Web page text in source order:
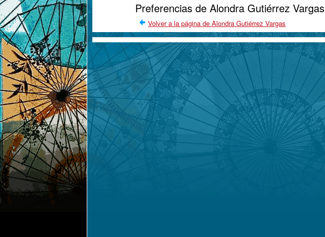
Preferencias de Alondra Gutiérrez Vargas
Volver a la página de Alondra Gutiérrez Vargas